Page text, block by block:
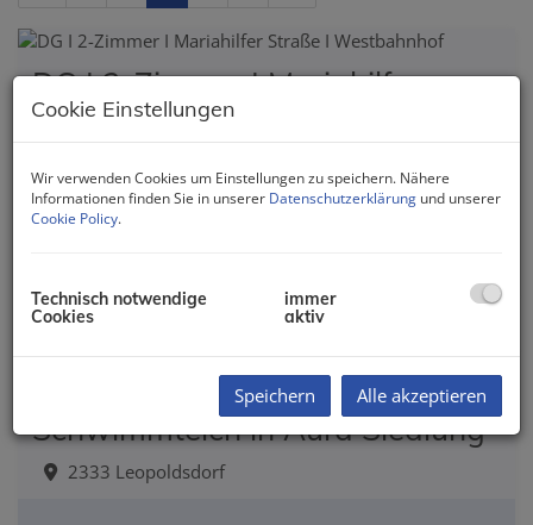
DG I 2-Zimmer I Mariahilfer
Straße I Westbahnhof
Zimmer
Helle Maisonette am
Schwimmteich in Aura Siedlung
2333 Leopoldsdorf
Cookie Einstellungen
Wir verwenden Cookies um Einstellungen zu speichern. Nähere
Informationen finden Sie in unserer Datenschutzerklärung und unserer
Cookie Policy.
Technisch notwendige
Cookies
immer
aktiv
Speichern Alle akzeptieren